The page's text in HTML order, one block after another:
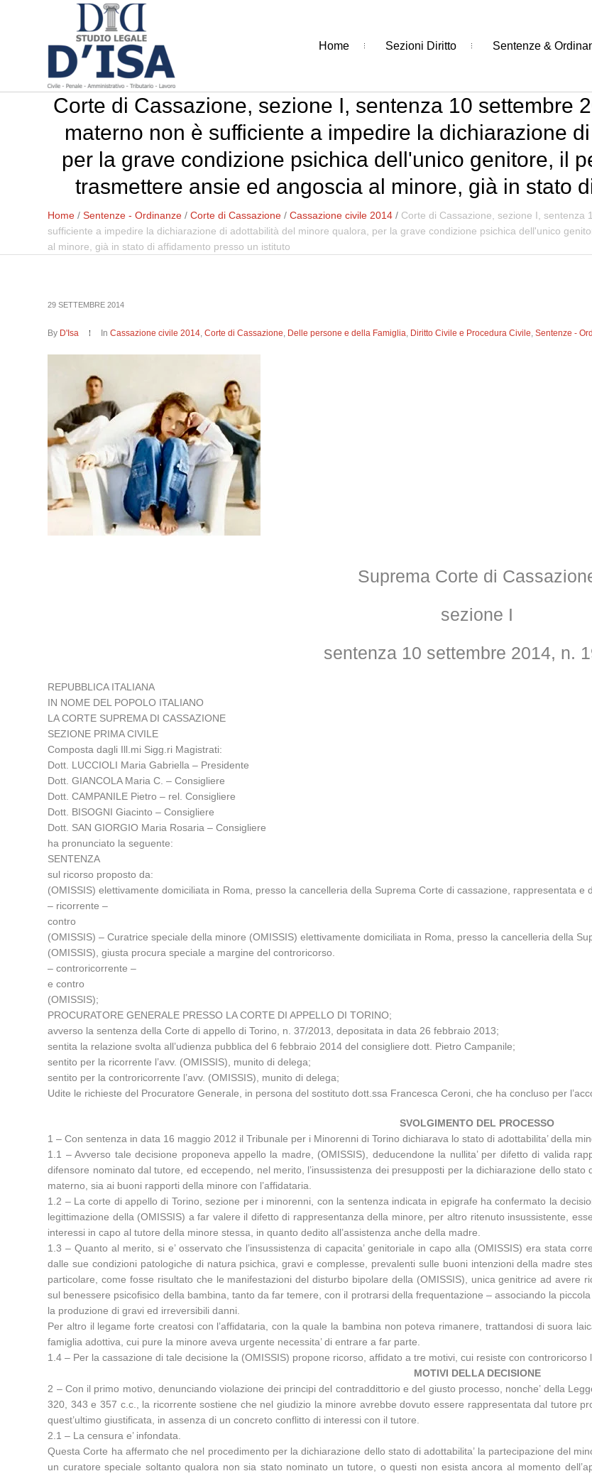
Home Sezioni Diritto Sentenze &
Corte di Cassazione, sezione I, sentenza 10 settembre
materno non è sufficiente a impedire la dichiarazione
per la grave condizione psichica dell'unico genitore, il
trasmettere ansie ed angoscia al minore, già in stato
Home /Sentenze - Ordinanze /Corte di Cassazione /Cassazione civile 2014 / Corte di Cassazione, sezione I,
sufficiente a impedire la dichiarazione di adottabilità del minore qualora, per la grave condizione psichica dell'unico
al minore, già in stato di affidamento presso un istituto
29 SETTEMBRE 2014
By D'Isa InCassazione civile 2014,Corte di Cassazione, Delle persone e della Famiglia, Diritto Civile e Procedura Civile,Sentenze -
Suprema Corte di
sezione I
sentenza 10 settembre 2014, n.
REPUBBLICA ITALIANA
IN NOME DEL POPOLO ITALIANO
LA CORTE SUPREMA DI CASSAZIONE
SEZIONE PRIMA CIVILE
Composta dagli Ill.mi Sigg.ri Magistrati:
Dott. LUCCIOLI Maria Gabriella – Presidente
Dott. GIANCOLA Maria C. – Consigliere
Dott. CAMPANILE Pietro – rel. Consigliere
Dott. BISOGNI Giacinto – Consigliere
Dott. SAN GIORGIO Maria Rosaria – Consigliere
ha pronunciato la seguente:
SENTENZA
sul ricorso proposto da:
(OMISSIS) elettivamente domiciliata in Roma, presso la cancelleria della Suprema Corte di cassazione, rappresentata e
– ricorrente –
contro
(OMISSIS) – Curatrice speciale della minore (OMISSIS) elettivamente domiciliata in Roma, presso la cancelleria della
(OMISSIS), giusta procura speciale a margine del controricorso.
– controricorrente –
e contro
(OMISSIS);
PROCURATORE GENERALE PRESSO LA CORTE DI APPELLO DI TORINO;
avverso la sentenza della Corte di appello di Torino, n. 37/2013, depositata in data 26 febbraio 2013;
sentita la relazione svolta all’udienza pubblica del 6 febbraio 2014 del consigliere dott. Pietro Campanile;
sentito per la ricorrente l’avv. (OMISSIS), munito di delega;
sentito per la controricorrente l’avv. (OMISSIS), munito di delega;
Udite le richieste del Procuratore Generale, in persona del sostituto dott.ssa Francesca Ceroni, che ha concluso per
SVOLGIMENTO DEL PROCESSO
1 – Con sentenza in data 16 maggio 2012 il Tribunale per i Minorenni di Torino dichiarava lo stato di adottabilita’ della
1.1 – Avverso tale decisione proponeva appello la madre, (OMISSIS), deducendone la nullita’ per difetto di valida
difensore nominato dal tutore, ed eccependo, nel merito, l’insussistenza dei presupposti per la dichiarazione dello stato
materno, sia ai buoni rapporti della minore con l’affidataria.
1.2 – La corte di appello di Torino, sezione per i minorenni, con la sentenza indicata in epigrafe ha confermato la
legittimazione della (OMISSIS) a far valere il difetto di rappresentanza della minore, per altro ritenuto insussistente,
interessi in capo al tutore della minore stessa, in quanto dedito all’assistenza anche della madre.
1.3 – Quanto al merito, si e’ osservato che l’insussistenza di capacita’ genitoriale in capo alla (OMISSIS) era stata
dalle sue condizioni patologiche di natura psichica, gravi e complesse, prevalenti sulle buoni intenzioni della madre
particolare, come fosse risultato che le manifestazioni del disturbo bipolare della (OMISSIS), unica genitrice ad avere
sul benessere psicofisico della bambina, tanto da far temere, con il protrarsi della frequentazione – associando la
la produzione di gravi ed irreversibili danni.
Per altro il legame forte creatosi con l’affidataria, con la quale la bambina non poteva rimanere, trattandosi di suora
famiglia adottiva, cui pure la minore aveva urgente necessita’ di entrare a far parte.
1.4 – Per la cassazione di tale decisione la (OMISSIS) propone ricorso, affidato a tre motivi, cui resiste con controricorso
MOTIVI DELLA DECISIONE
2 – Con il primo motivo, denunciando violazione dei principi del contraddittorio e del giusto processo, nonche’ della
320, 343 e 357 c.c., la ricorrente sostiene che nel giudizio la minore avrebbe dovuto essere rappresentata dal tutore
quest’ultimo giustificata, in assenza di un concreto conflitto di interessi con il tutore.
2.1 – La censura e’ infondata.
Questa Corte ha affermato che nel procedimento per la dichiarazione dello stato di adottabilita’ la partecipazione del
un curatore speciale soltanto qualora non sia stato nominato un tutore, o questi non esista ancora al momento